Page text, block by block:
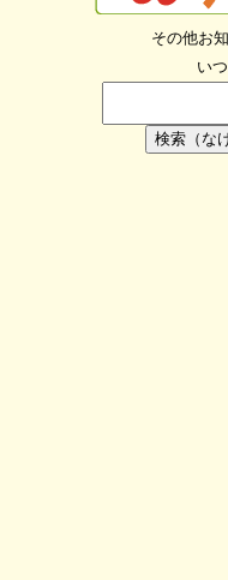
その他お
い
検索（な